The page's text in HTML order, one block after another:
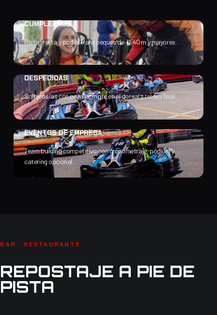
CUMPLEAÑOS
Pista, tarta y podio. Para peques de +1,40 m y mayores.
DESPEDIDAS
Solteros/as con parrilla, mote en el dorsal y trofeo final.
EVENTOS DE EMPRESA
Team building competitivo con cronometraje, pódium y
catering opcional.
BAR · RESTAURANTE
REPOSTAJE A PIE DE
PISTA